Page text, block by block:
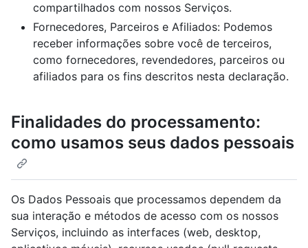
compartilhados com nossos Serviços.
Fornecedores, Parceiros e Afiliados: Podemos
receber informações sobre você de terceiros,
como fornecedores, revendedores, parceiros ou
afiliados para os fins descritos nesta declaração.
Finalidades do processamento:
como usamos seus dados pessoais
Os Dados Pessoais que processamos dependem da
sua interação e métodos de acesso com os nossos
Serviços, incluindo as interfaces (web, desktop,